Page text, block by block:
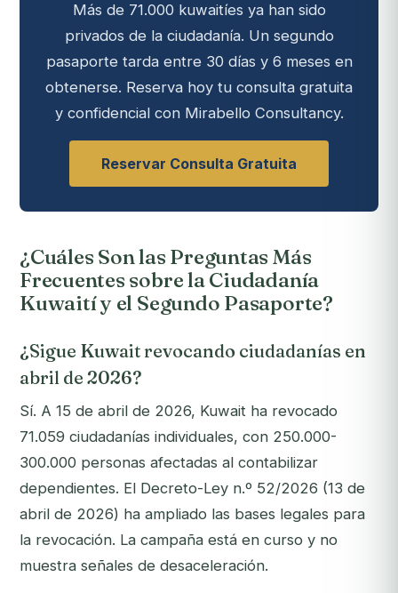
Más de 71.000 kuwaitíes ya han sido
privados de la ciudadanía. Un segundo
pasaporte tarda entre 30 días y 6 meses en
obtenerse. Reserva hoy tu consulta gratuita
y confidencial con Mirabello Consultancy.
Reservar Consulta Gratuita
¿Cuáles Son las Preguntas Más
Frecuentes sobre la Ciudadanía
Kuwaití y el Segundo Pasaporte?
¿Sigue Kuwait revocando ciudadanías en
abril de 2026?
Sí. A 15 de abril de 2026, Kuwait ha revocado
71.059 ciudadanías individuales, con 250.000-
300.000 personas afectadas al contabilizar
dependientes. El Decreto-Ley n.º 52/2026 (13 de
abril de 2026) ha ampliado las bases legales para
la revocación. La campaña está en curso y no
muestra señales de desaceleración.